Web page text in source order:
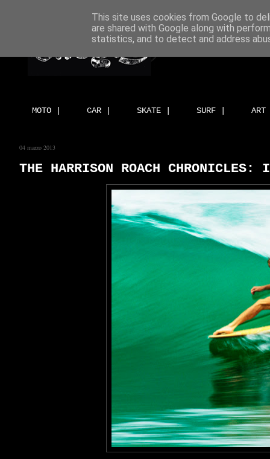
MOTO | CAR | SKATE | SURF |
04 marzo 2013
THE HARRISON ROACH
This site uses cookies from Google to
are shared with Google along with
statistics, and to detect and address